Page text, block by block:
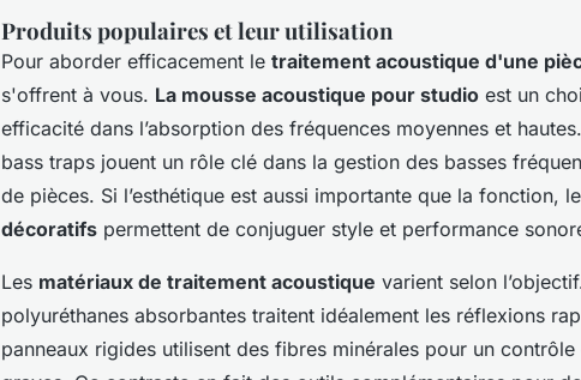
Produits populaires et leur utilisation
Pour aborder efficacement le traitement acoustique d'une
s'offrent à vous. La mousse acoustique pour studio est un
efficacité dans l’absorption des fréquences moyennes et
bass traps jouent un rôle clé dans la gestion des basses
de pièces. Si l’esthétique est aussi importante que la fonction,
décoratifs permettent de conjuguer style et performance
Les matériaux de traitement acoustique varient selon
polyuréthanes absorbantes traitent idéalement les réflexions
panneaux rigides utilisent des fibres minérales pour un